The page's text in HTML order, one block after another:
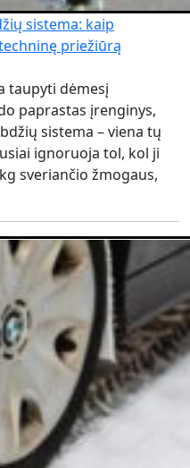
sistema: kaip
priežiūrą
taupyti dėmesį
paprastas įrenginys,
sistema – viena tų
ignoruoja tol, kol ji
sveriančio žmogaus,